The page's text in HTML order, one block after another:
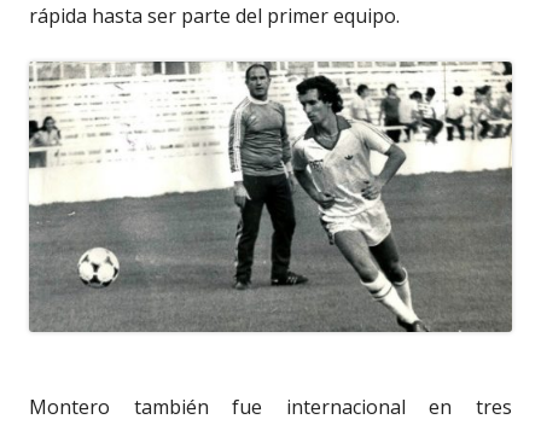
rápida hasta ser parte del primer equipo.
Montero también fue internacional en tres